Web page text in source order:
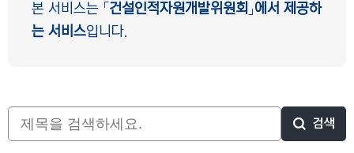
본 서비스는 「 건설인적자원개발위원회 」에서 제공하
는 서비스입니다.
검색